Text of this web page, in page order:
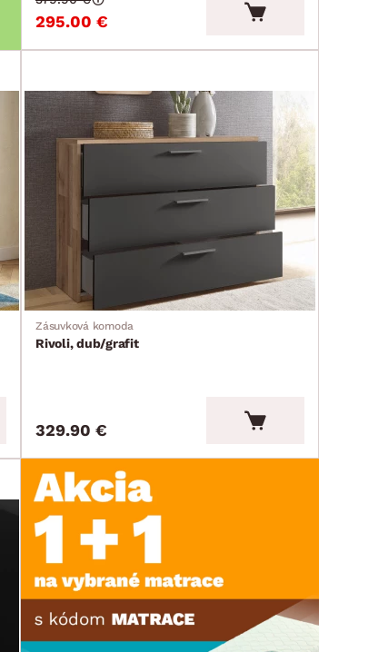
295.00 €
Zásuvková komoda
Rivoli, dub/grafit
329.90 €